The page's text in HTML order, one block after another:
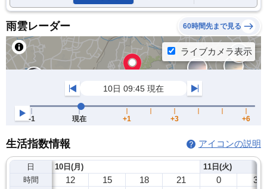
雨雲レーダー 60時間先まで見る
生活指数情報 アイコンの説明
日
時間
10日(月)
12 15 18 21
11日(火)
0 3